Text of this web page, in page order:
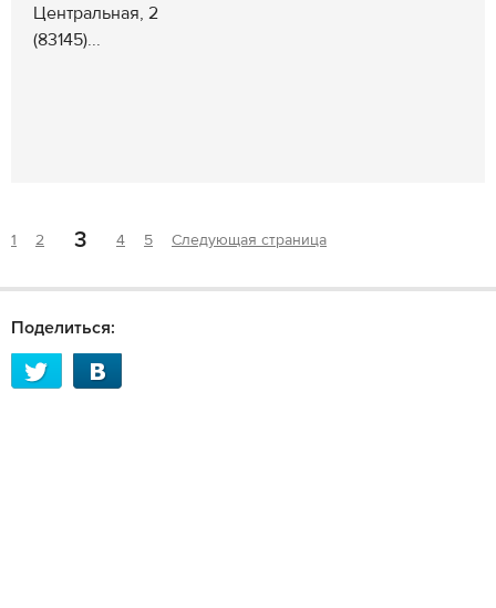
Центральная, 2
(83145)...
1 2 3 4 5 Следующая страница
Поделиться: